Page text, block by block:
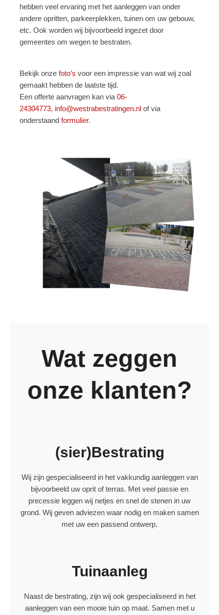
hebben veel ervaring met het aanleggen van onder
andere opritten, parkeerplekken, tuinen om uw gebouw,
etc. Ook worden wij bijvoorbeeld ingezet door
gemeentes om wegen te bestraten.
Bekijk onze foto’s voor een impressie van wat wij zoal
gemaakt hebben de laatste tijd.
Een offerte aanvragen kan via06-
24304773, info@westrabestratingen.nl of via
onderstaand formulier.
Wat zeggen
onze klanten?
(sier)Bestrating
Wij zijn gespecialiseerd in het vakkundig aanleggen van
bijvoorbeeld uw oprit of terras. Met veel passie en
precessie leggen wij netjes en snel de stenen in uw
grond. Wij geven adviezen waar nodig en maken samen
met uw een passend ontwerp.
Tuinaanleg
Naast de bestrating, zijn wij ook gespecialiseerd in het
aanleggen van een mooie tuin op maat. Samen met u